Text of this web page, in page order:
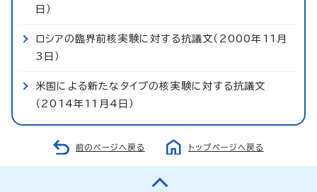
日）
ロシアの臨界前核実験に対する抗議文（2000年11月
3日）
米国による新たなタイプの核実験に対する抗議文
（2014年11月4日）
前のページへ戻る トップページへ戻る